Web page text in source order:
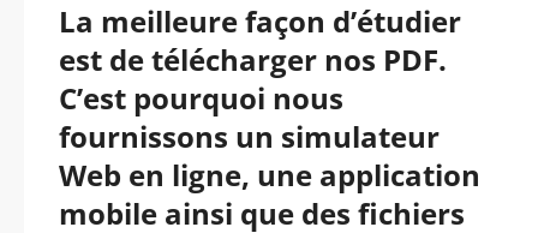
La meilleure façon d’étudier
est de télécharger nos PDF.
C’est pourquoi nous
fournissons un simulateur
Web en ligne, une application
mobile ainsi que des fichiers